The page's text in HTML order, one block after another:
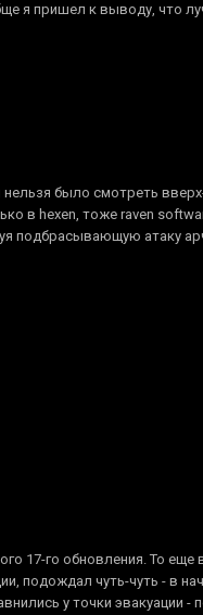
я пришел к выводу, что
было смотреть
в hexen, тоже raven
подбрасывающую атаку
17-го обновления. То еще
подождал чуть-чуть - в
у точки эвакуации -